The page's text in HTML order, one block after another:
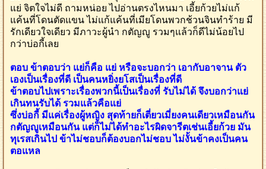
แย่ จิตใจไม่ดี ถามหน่อย ไปอ่านตรงไหนมา เอี้ยก้วยไม่แก้
แค้นที่โดนตัดแขน ไม่แก้แค้นที่เมียโดนพวกช้วนจินทำร้าย มี
รักเดียวใจเดียว มีภาวะผู้นำ กตัญญู รวมๆแล้วก็ดีไม่น้อยไป
กว่าบ่อกี้เลย
ตอบ ข้าตอบว่า แย่ก็คือ แย่ หรือจะบอกว่า เอากับอาจาน ตัว
เองเป็นเรื่องที่ดี เป็นคนหยิ่งยโสเป็นเรื่องที่ดี
ข้าตอบไปเพราะเรื่องพวกนี้เป็นเรื่องที่ รับไม่ได้ จึงบอกว่าแย่
เกินทนรับได้ รวมแล้วคือแย่
ซึ่งบ่อกี้ มีแค่เรื่องผู้หญิง สุดท้ายก็เตี่ยวเมี่ยงคนเดียวเหมือนกัน
กตัญญูเหมือนกัน แต่ก็ไม่ได้ทำอะไรผิดจารีตเช่นเอี้ยก้วย มัน
ทุเรสเกินไป ข้าไม่ชอบก็ต้องบอกไม่ชอบ ไม่งั้นข้าคงเป็นคน
ตอแหล